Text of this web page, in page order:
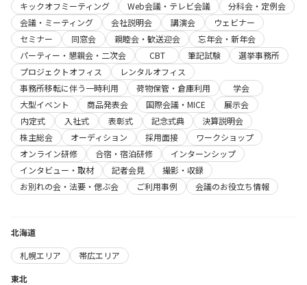
キックオフミーティング
Web会議・テレビ会議
分科会・定例会
会議・ミーティング
会社説明会 講演会
ウェビナー
セミナー
同窓会 親睦会・歓送迎会
忘年会・新年会
パーティー・懇親会・二次会
CBT 筆記試験
選挙事務所
プロジェクトオフィス
レンタルオフィス
事務所移転に伴う一時利用
荷物保管・倉庫利用
学会
大型イベント
商品発表会 国際会議・MICE
展示会
内定式
入社式 表彰式 記念式典
決算説明会
株主総会
オーディション 採用面接
ワークショップ
オンライン研修
合宿・宿泊研修
インターンシップ
インタビュー・取材
記者会見
撮影・収録
お別れの会・法要・偲ぶ会
ご利用事例 会議のお役立ち情報
北海道
札幌エリア
帯広エリア
東北